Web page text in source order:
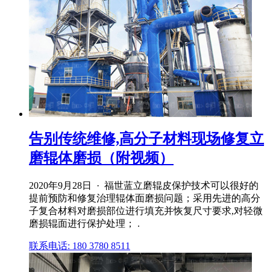
告别传统维修,高分子材料现场修复立
磨辊体磨损（附视频）
2020年9月28日 · 福世蓝立磨辊皮保护技术可以很好的
提前预防和修复治理辊体面磨损问题；采用先进的高分
子复合材料对磨损部位进行填充并恢复尺寸要求,对轻微
磨损辊面进行保护处理； .
联系电话: 180 3780 8511